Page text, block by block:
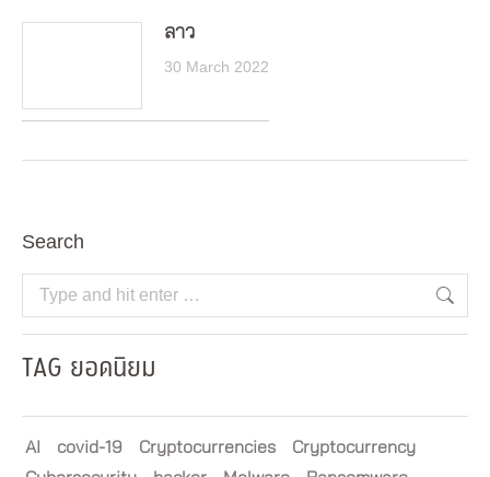
ลาว
30 March 2022
Search
Search:
TAG ยอดนิยม
AI covid-19 Cryptocurrencies
Cryptocurrency